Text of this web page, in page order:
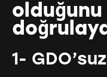
olduğunu
1-